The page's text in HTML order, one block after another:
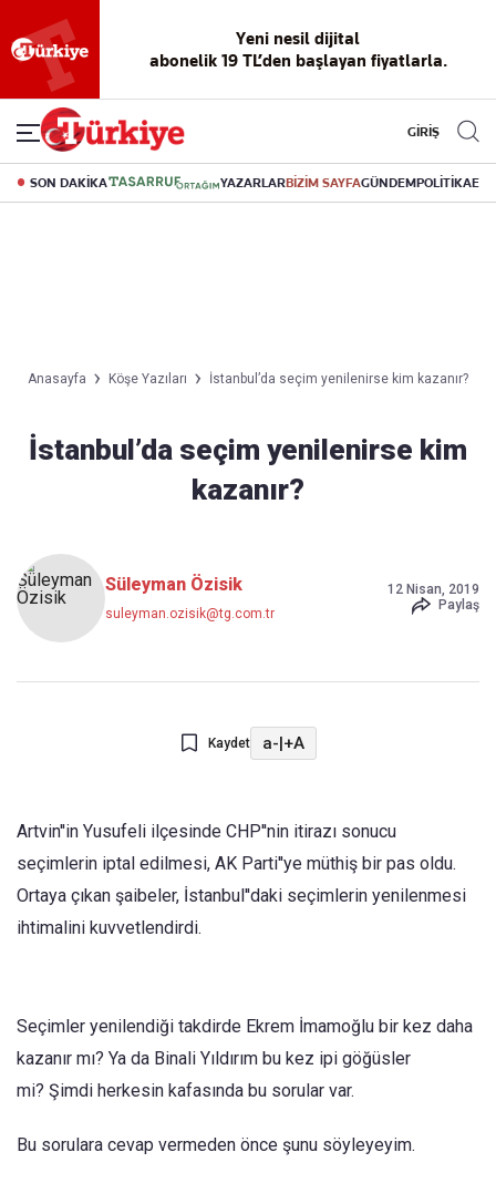
Yeni nesil dijital
abonelik 19 TL’den başlayan fiyatlarla.
GİRİŞ
SON DAKİKA YAZARLARBİZİM SAYFAGÜNDEMPOLİTİKA
Anasayfa Köşe Yazıları İstanbul’da seçim yenilenirse kim kazanır?
İstanbul’da seçim yenilenirse kim
kazanır?
Süleyman Özisik
suleyman.ozisik@tg.com.tr
12 Nisan, 2019
Paylaş
Kaydet a-|+A
Artvin''in Yusufeli ilçesinde CHP''nin itirazı sonucu
seçimlerin iptal edilmesi, AK Parti''ye müthiş bir pas oldu.
Ortaya çıkan şaibeler, İstanbul''daki seçimlerin yenilenmesi
ihtimalini kuvvetlendirdi.
Seçimler yenilendiği takdirde Ekrem İmamoğlu bir kez daha
kazanır mı? Ya da Binali Yıldırım bu kez ipi göğüsler
mi? Şimdi herkesin kafasında bu sorular var.
Bu sorulara cevap vermeden önce şunu söyleyeyim.